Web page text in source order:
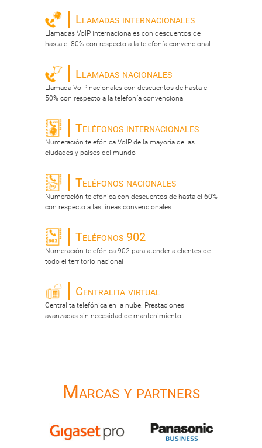
Llamadas internacionales
Llamadas VoIP internacionales con descuentos de
hasta el 80% con respecto a la telefonía convencional
Llamadas nacionales
Llamada VoIP nacionales con descuentos de hasta el
50% con respecto a la telefonía convencional
Teléfonos internacionales
Numeración telefónica VoIP de la mayoría de las
ciudades y paises del mundo
Teléfonos nacionales
Numeración telefónica con descuentos de hasta el 60%
con respecto a las líneas convencionales
Teléfonos 902
Numeración telefónica 902 para atender a clientes de
todo el territorio nacional
Centralita virtual
Centralita telefónica en la nube. Prestaciones
avanzadas sin necesidad de mantenimiento
Marcas y partners